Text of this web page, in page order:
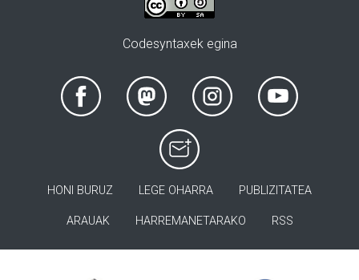
Codesyntaxek egina
HONI BURUZ LEGE OHARRA PUBLIZITATEA
ARAUAK HARREMANETARAKO RSS